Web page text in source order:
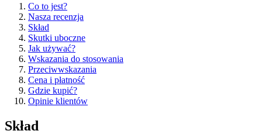
Co to jest?
Nasza recenzja
Skład
Skutki uboczne
Jak używać?
Wskazania do stosowania
Przeciwwskazania
Cena i płatność
Gdzie kupić?
Opinie klientów
Skład